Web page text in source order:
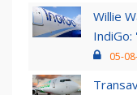
Willie
05-